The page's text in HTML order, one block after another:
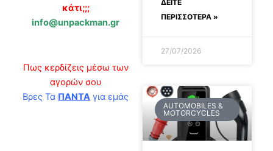
κάτι;;;
info@unpackman.gr
Πως κερδίζεις μέσω των
αγορών σου
Βρες Τα ΠΑΝΤΑ για εμάς
ΔΕΊΤΕ
ΠΕΡΙΣΣΟΤΕΡΑ »
27/07/2026
AUTOMOBILES &
MOTORCYCLES